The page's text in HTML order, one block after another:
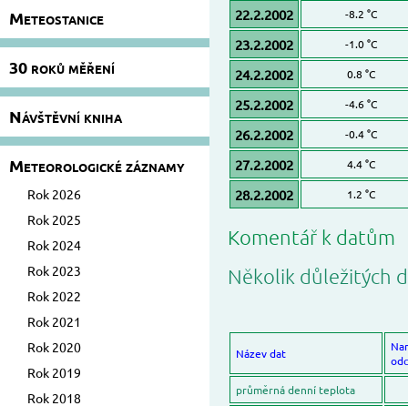
Meteostanice
30 roků měření
Návštěvní kniha
Meteorologické záznamy
Rok 2026
Rok 2025
Rok 2024
Rok 2023
Rok 2022
Rok 2021
Rok 2020
Rok 2019
Rok 2018
22.2.2002 -8.2 °C
23.2.2002 -1.0 °C
24.2.2002 0.8 °C
25.2.2002 -4.6 °C
26.2.2002 -0.4 °C
27.2.2002 4.4 °C
28.2.2002 1.2 °C
Komentář k datům
Několik důležitých
Název dat
průměrná denní teplota